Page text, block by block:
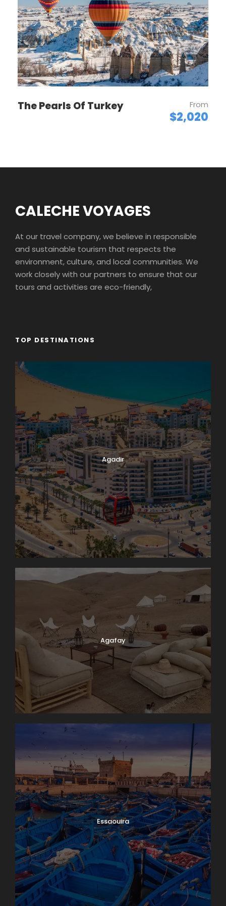
Map
The Pearls Of Turkey From
$2,020
CALECHE VOYAGES
At our travel company, we believe in responsible
and sustainable tourism that respects the
environment, culture, and local communities. We
work closely with our partners to ensure that our
tours and activities are eco-friendly,
TOP DESTINATIONS
Agadir
Agafay
Essaouira